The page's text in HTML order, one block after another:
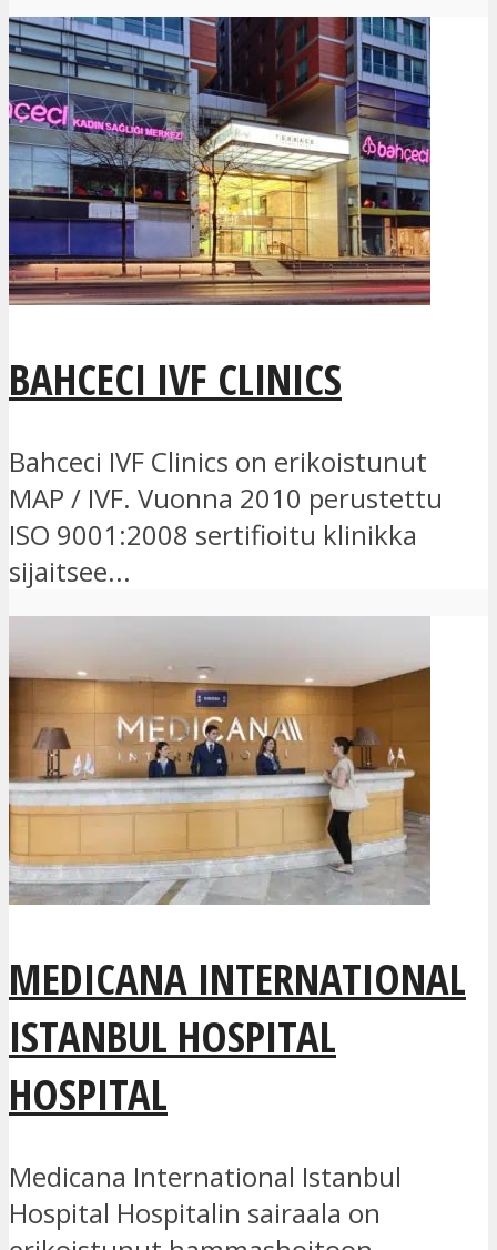
BAHCECI IVF CLINICS
Bahceci IVF Clinics on erikoistunut
MAP / IVF. Vuonna 2010 perustettu
ISO 9001:2008 sertifioitu klinikka
sijaitsee...
MEDICANA INTERNATIONAL
ISTANBUL HOSPITAL
HOSPITAL
Medicana International Istanbul
Hospital Hospitalin sairaala on